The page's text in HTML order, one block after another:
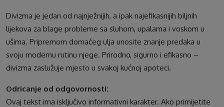
Divizma je jedan od najnježnijih, a ipak najefikasnijih biljnih
lijekova za blage probleme sa sluhom, upalama i voskom u
ušima. Pripremom domaćeg ulja unosite znanje predaka u
svoju modernu rutinu njege. Prirodno, sigurno i efikasno –
divizma zaslužuje mjesto u svakoj kućnoj apoteci.
Odricanje od odgovornosti:
Ovaj tekst ima isključivo informativni karakter. Ako primijetite